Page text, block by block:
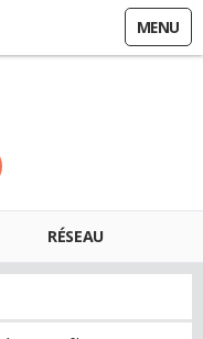
MENU
RÉSEAU